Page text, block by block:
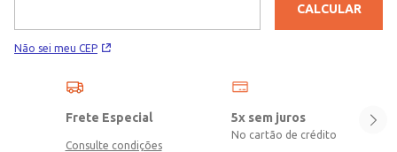
Não sei meu CEP
CALCULAR
Frete Especial
Consulte condições
5x sem juros
No cartão de crédito